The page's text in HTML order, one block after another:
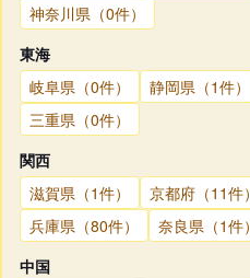
神奈川県（0件）
東海
岐阜県（0件）
静岡県（1件）
三重県（0件）
関西
滋賀県（1件）
京都府（11件）
兵庫県（80件）
奈良県（1件）
中国